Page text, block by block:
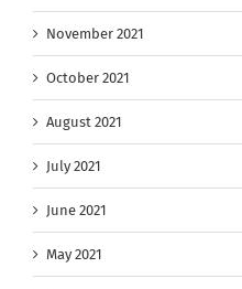
November 2021
October 2021
August 2021
July 2021
June 2021
May 2021